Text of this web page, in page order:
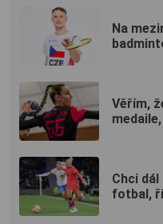
Na
Věřím,
Chci
fotbal,